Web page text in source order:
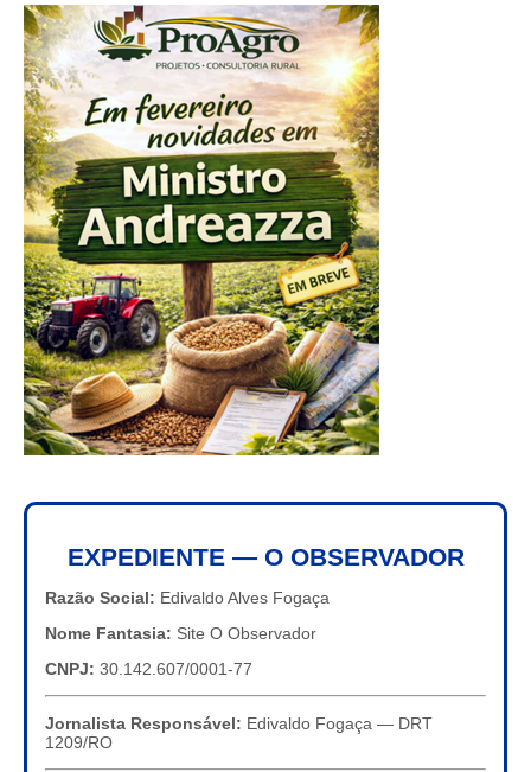
EXPEDIENTE — O OBSERVADOR
Razão Social: Edivaldo Alves Fogaça
Nome Fantasia: Site O Observador
CNPJ: 30.142.607/0001-77
Jornalista Responsável: Edivaldo Fogaça — DRT
1209/RO